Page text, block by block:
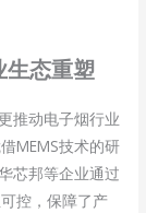
生态重塑
推动电子烟行业
MEMS技术的研
芯邦等企业通过
控，保障了产